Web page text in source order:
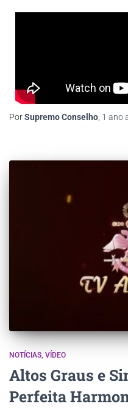
PorSupremo Conselho 1 ano
NOTÍCIAS VÍDEO
Altos Graus e
Perfeita